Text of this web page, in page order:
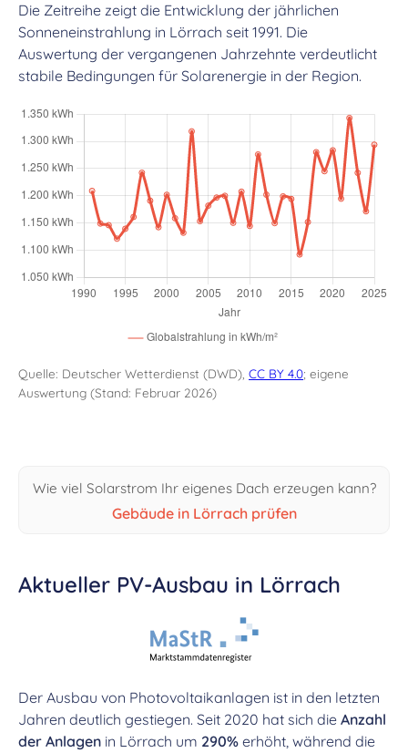
Die Zeitreihe zeigt die Entwicklung der jährlichen
Sonneneinstrahlung in Lörrach seit 1991. Die
Auswertung der vergangenen Jahrzehnte verdeutlicht
stabile Bedingungen für Solarenergie in der Region.
Quelle: Deutscher Wetterdienst (DWD), CC BY 4.0; eigene
Auswertung (Stand: Februar 2026)
Wie viel Solarstrom Ihr eigenes Dach erzeugen kann?
Gebäude in Lörrach prüfen
Aktueller PV-Ausbau in Lörrach
Der Ausbau von Photovoltaikanlagen ist in den letzten
Jahren deutlich gestiegen. Seit 2020 hat sich die Anzahl
der Anlagen in Lörrach um 290% erhöht, während die